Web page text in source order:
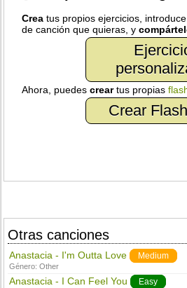
Crea tus propios ejercicios,
de canción que quieras, y
Ahora, puedescreartus propias
Crear
Otras canciones
Anastacia - I'm Outta Love Medium
Género:Other
Anastacia - I Can Feel You Easy